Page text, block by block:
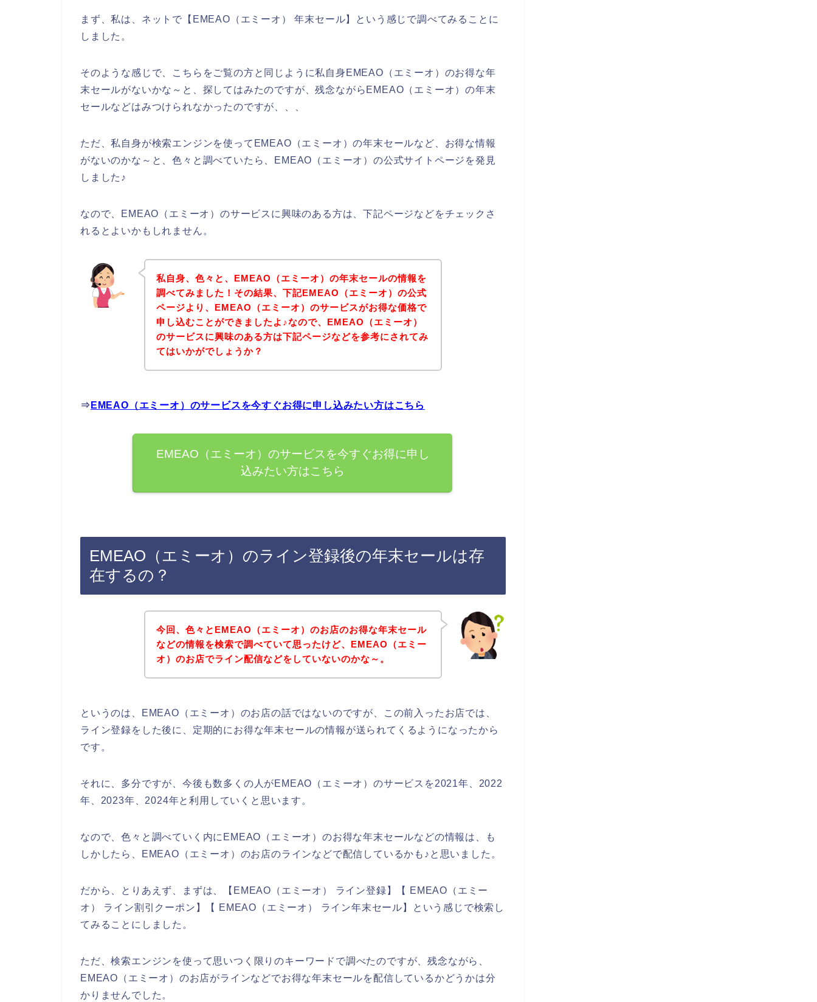
まず、私は、ネットで【EMEAO（エミーオ） 年末セール】という感じで調べてみることに
しました。
そのような感じで、こちらをご覧の方と同じように私自身EMEAO（エミーオ）のお得な年
末セールがないかな～と、探してはみたのですが、残念ながらEMEAO（エミーオ）の年末
セールなどはみつけられなかったのですが、、、
ただ、私自身が検索エンジンを使ってEMEAO（エミーオ）の年末セールなど、お得な情報
がないのかな～と、色々と調べていたら、EMEAO（エミーオ）の公式サイトページを発見
しました♪
なので、EMEAO（エミーオ）のサービスに興味のある方は、下記ページなどをチェックさ
れるとよいかもしれません。
私自身、色々と、EMEAO（エミーオ）の年末セールの情報を
調べてみました！その結果、下記EMEAO（エミーオ）の公式
ページより、EMEAO（エミーオ）のサービスがお得な価格で
申し込むことができましたよ♪なので、EMEAO（エミーオ）
のサービスに興味のある方は下記ページなどを参考にされてみ
てはいかがでしょうか？
⇒ EMEAO（エミーオ）のサービスを今すぐお得に申し込みたい方はこちら
EMEAO（エミーオ）のサービスを今すぐお得に申し
込みたい方はこちら
EMEAO（エミーオ）のライン登録後の年末セールは存
在するの？
今回、色々とEMEAO（エミーオ）のお店のお得な年末セール
などの情報を検索で調べていて思ったけど、EMEAO（エミー
オ）のお店でライン配信などをしていないのかな～。
というのは、EMEAO（エミーオ）のお店の話ではないのですが、この前入ったお店では、
ライン登録をした後に、定期的にお得な年末セールの情報が送られてくるようになったから
です。
それに、多分ですが、今後も数多くの人がEMEAO（エミーオ）のサービスを2021年、2022
年、2023年、2024年と利用していくと思います。
なので、色々と調べていく内にEMEAO（エミーオ）のお得な年末セールなどの情報は、も
しかしたら、EMEAO（エミーオ）のお店のラインなどで配信しているかも♪と思いました。
だから、とりあえず、まずは、【EMEAO（エミーオ） ライン登録】【 EMEAO（エミー
オ） ライン割引クーポン】【 EMEAO（エミーオ） ライン年末セール】という感じで検索し
てみることにしました。
ただ、検索エンジンを使って思いつく限りのキーワードで調べたのですが、残念ながら、
EMEAO（エミーオ）のお店がラインなどでお得な年末セールを配信しているかどうかは分
かりませんでした。